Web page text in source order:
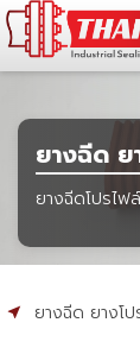
ยางฉีด ย
ยางฉีดโปรไฟล์
ยางฉีด ยางโ